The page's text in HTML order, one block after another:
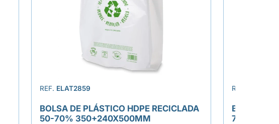
REF. ELAT2859
BOLSA DE PLÁSTICO HDPE RECICLADA
50-70% 350+240X500MM
REF.
BOLSA
70%" 500/